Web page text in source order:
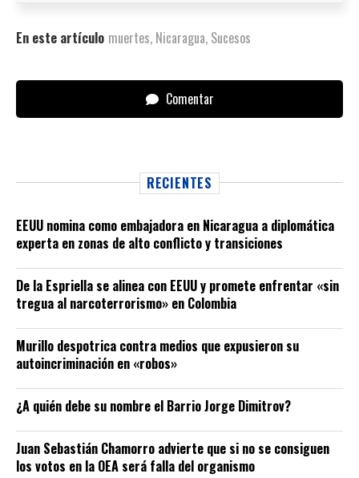
En este artículo muertes, Nicaragua, Sucesos
Comentar
RECIENTES
EEUU nomina como embajadora en Nicaragua a diplomática
experta en zonas de alto conflicto y transiciones
De la Espriella se alinea con EEUU y promete enfrentar «sin
tregua al narcoterrorismo» en Colombia
Murillo despotrica contra medios que expusieron su
autoincriminación en «robos»
¿A quién debe su nombre el Barrio Jorge Dimitrov?
Juan Sebastián Chamorro advierte que si no se consiguen
los votos en la OEA será falla del organismo